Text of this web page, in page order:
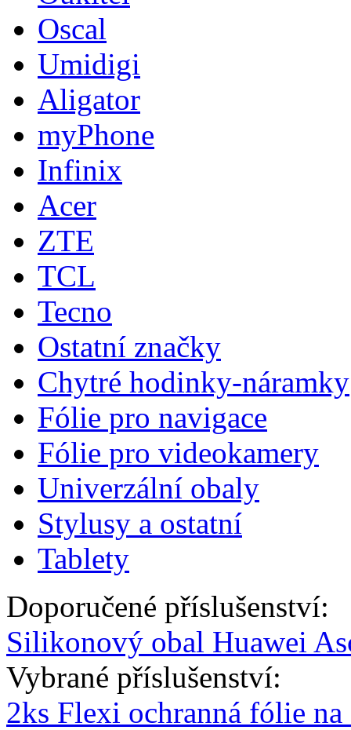
Oscal
Umidigi
Aligator
myPhone
Infinix
Acer
ZTE
TCL
Tecno
Ostatní značky
Chytré hodinky-náramky
Fólie pro navigace
Fólie pro videokamery
Univerzální obaly
Stylusy a ostatní
Tablety
Doporučené příslušenství:
Silikonový obal Huawei
Vybrané příslušenství:
2ks Flexi ochranná fólie